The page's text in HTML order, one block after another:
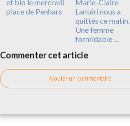
et bio le mercredi
place de Penhars
Marie-Claire
Lantéri nous a
quittés ce matin.
Une femme
formidable ...
Commenter cet article
Ajouter un commentaire